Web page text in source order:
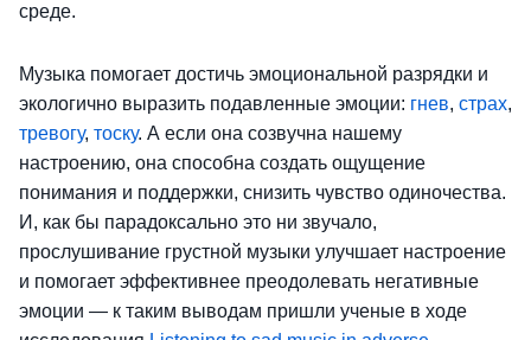
среде.
Музыка помогает достичь эмоциональной разрядки и
экологично выразить подавленные эмоции: гнев, страх,
тревогу, тоску. А если она созвучна нашему
настроению, она способна создать ощущение
понимания и поддержки, снизить чувство одиночества.
И, как бы парадоксально это ни звучало,
прослушивание грустной музыки улучшает настроение
и помогает эффективнее преодолевать негативные
эмоции — к таким выводам пришли ученые в ходе